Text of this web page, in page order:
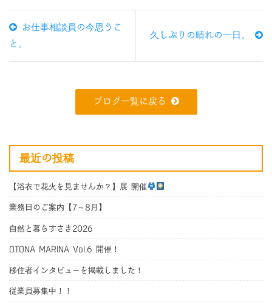
お仕事相談員の今思うこ
と。
久しぶりの晴れの一日。
ブログ一覧に戻る
最近の投稿
【浴衣で花火を見ませんか？】展 開催
業務日のご案内【7～8月】
自然と暮らすさき2026
OTONA MARINA Vol.6 開催！
移住者インタビューを掲載しました！
従業員募集中！！